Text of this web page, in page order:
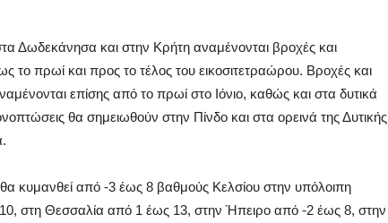
Δωδεκάνησα και στην Κρήτη αναμένονται βροχές και
το πρωί και προς το τέλος του εικοσιτετραώρου. Βροχές και
επίσης από το πρωί στο Ιόνιο, καθώς και στα δυτικά
θα σημειωθούν στην Πίνδο και στα ορεινά της Δυτικής
κυμανθεί από -3 έως 8 βαθμούς Κελσίου στην υπόλοιπη
στη Θεσσαλία από 1 έως 13, στην Ήπειρο από -2 έως 8, στην